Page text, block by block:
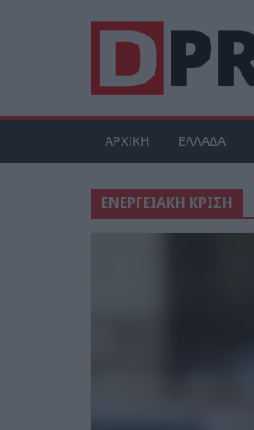
ΑΡΧΙΚΗ ΕΛΛΑΔΑ
ΕΝΕΡΓΕΙΑΚΗ ΚΡΙΣΗ